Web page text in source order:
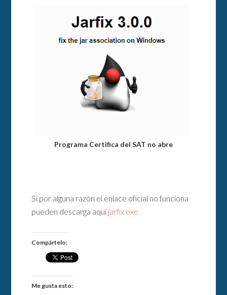
Programa Certifica del SAT no abre
Si por alguna razón el enlace oficial no funciona
pueden descarga aqui jarfix.exe
Compártelo:
Me gusta esto: